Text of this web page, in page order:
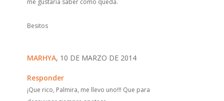
Besitos
MARHYA, 10 DE MARZO DE 2014
Responder
¡Que rico, Palmira, me llevo uno!!! Que para